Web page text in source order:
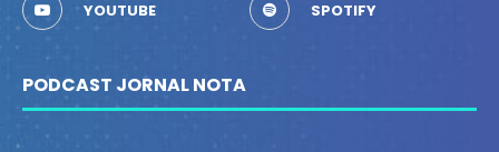
YOUTUBE SPOTIFY
PODCAST JORNAL NOTA